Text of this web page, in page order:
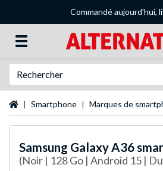
Commandé aujourd'hui,
Page d'accueil
Smartphone Marques de
Samsung Galaxy A36
(Noir | 128 Go | Android 15 |